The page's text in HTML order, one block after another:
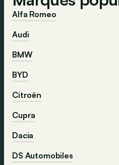
Alfa Romeo
Audi
BMW
BYD
Citroën
Cupra
Dacia
DS Automobiles